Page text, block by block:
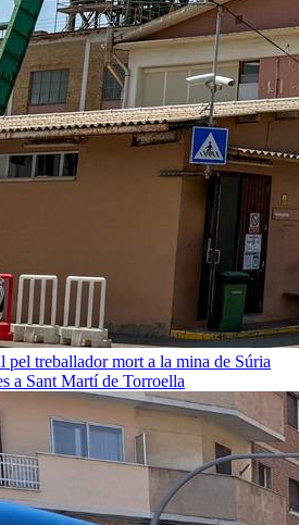
pel treballador mort a la mina de Súria
a Sant Martí de Torroella